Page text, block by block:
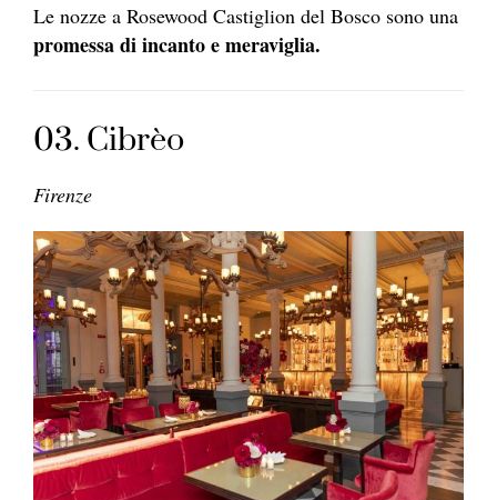
Le nozze a Rosewood Castiglion del Bosco sono una
promessa di incanto e meraviglia.
03. Cibrèo
Firenze